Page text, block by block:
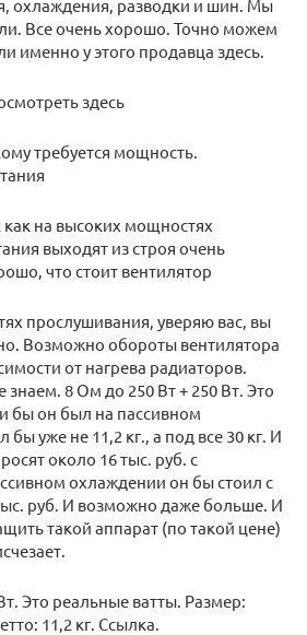
охлаждения, разводки и шин. Мы
Все очень хорошо. Точно можем
именно у этого продавца здесь.
здесь
требуется мощность.
как на высоких мощностях
выходят из строя очень
что стоит вентилятор
прослушивания, уверяю вас, вы
Возможно обороты вентилятора
от нагрева радиаторов.
8 Ом до 250 Вт + 250 Вт. Это
бы он был на пассивном
уже не 11,2 кг., а под все 30 кг. И
около 16 тыс. руб. с
охлаждении он бы стоил с
руб. И возможно даже больше. И
такой аппарат (по такой цене)
Это реальные ватты. Размер:
11,2 кг. Ссылка.